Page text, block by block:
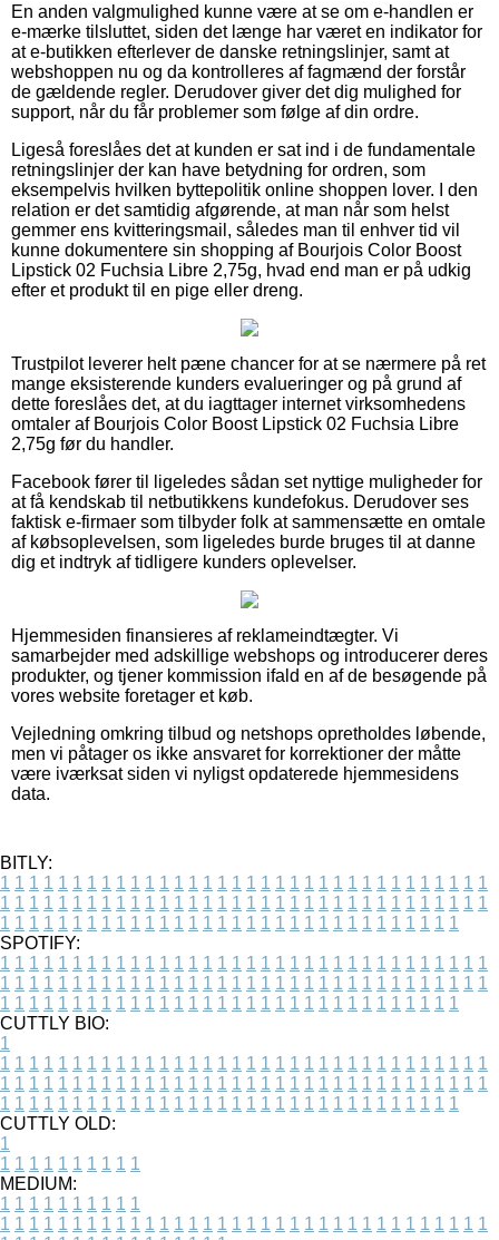
En anden valgmulighed kunne være at se om e-handlen er
e-mærke tilsluttet, siden det længe har været en indikator for
at e-butikken efterlever de danske retningslinjer, samt at
webshoppen nu og da kontrolleres af fagmænd der forstår
de gældende regler. Derudover giver det dig mulighed for
support, når du får problemer som følge af din ordre.
Ligeså foreslåes det at kunden er sat ind i de fundamentale
retningslinjer der kan have betydning for ordren, som
eksempelvis hvilken byttepolitik online shoppen lover. I den
relation er det samtidig afgørende, at man når som helst
gemmer ens kvitteringsmail, således man til enhver tid vil
kunne dokumentere sin shopping af Bourjois Color Boost
Lipstick 02 Fuchsia Libre 2,75g, hvad end man er på udkig
efter et produkt til en pige eller dreng.
Trustpilot leverer helt pæne chancer for at se nærmere på ret
mange eksisterende kunders evalueringer og på grund af
dette foreslåes det, at du iagttager internet virksomhedens
omtaler af Bourjois Color Boost Lipstick 02 Fuchsia Libre
2,75g før du handler.
Facebook fører til ligeledes sådan set nyttige muligheder for
at få kendskab til netbutikkens kundefokus. Derudover ses
faktisk e-firmaer som tilbyder folk at sammensætte en omtale
af købsoplevelsen, som ligeledes burde bruges til at danne
dig et indtryk af tidligere kunders oplevelser.
Hjemmesiden finansieres af reklameindtægter. Vi
samarbejder med adskillige webshops og introducerer deres
produkter, og tjener kommission ifald en af de besøgende på
vores website foretager et køb.
Vejledning omkring tilbud og netshops opretholdes løbende,
men vi påtager os ikke ansvaret for korrektioner der måtte
være iværksat siden vi nyligst opdaterede hjemmesidens
data.
BITLY:
1 1 1 1 1 1 1 1 1 1 1 1 1 1 1 1 1 1 1 1 1 1 1 1 1 1 1 1 1 1 1 1 1 1
1 1 1 1 1 1 1 1 1 1 1 1 1 1 1 1 1 1 1 1 1 1 1 1 1 1 1 1 1 1 1 1 1 1
1 1 1 1 1 1 1 1 1 1 1 1 1 1 1 1 1 1 1 1 1 1 1 1 1 1 1 1 1 1 1 1
SPOTIFY:
1 1 1 1 1 1 1 1 1 1 1 1 1 1 1 1 1 1 1 1 1 1 1 1 1 1 1 1 1 1 1 1 1 1
1 1 1 1 1 1 1 1 1 1 1 1 1 1 1 1 1 1 1 1 1 1 1 1 1 1 1 1 1 1 1 1 1 1
1 1 1 1 1 1 1 1 1 1 1 1 1 1 1 1 1 1 1 1 1 1 1 1 1 1 1 1 1 1 1 1
CUTTLY BIO:
1
1 1 1 1 1 1 1 1 1 1 1 1 1 1 1 1 1 1 1 1 1 1 1 1 1 1 1 1 1 1 1 1 1 1
1 1 1 1 1 1 1 1 1 1 1 1 1 1 1 1 1 1 1 1 1 1 1 1 1 1 1 1 1 1 1 1 1 1
1 1 1 1 1 1 1 1 1 1 1 1 1 1 1 1 1 1 1 1 1 1 1 1 1 1 1 1 1 1 1 1
CUTTLY OLD:
1
1 1 1 1 1 1 1 1 1 1
MEDIUM:
1 1 1 1 1 1 1 1 1 1
1 1 1 1 1 1 1 1 1 1 1 1 1 1 1 1 1 1 1 1 1 1 1 1 1 1 1 1 1 1 1 1 1 1